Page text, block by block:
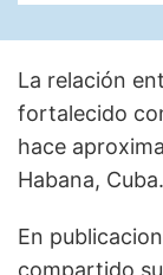
La relación
fortalecido
hace
Habana, Cuba.
En
compartido